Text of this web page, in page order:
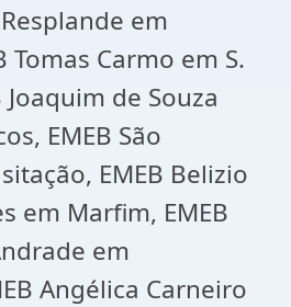
em
Tomas Carmo em S.
Joaquim de Souza
EMEB São
EMEB Belizio
em Marfim, EMEB
em
Angélica Carneiro